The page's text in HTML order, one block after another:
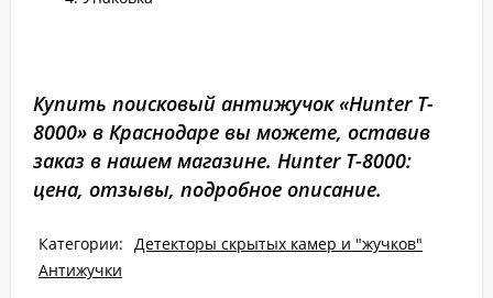
Купить поисковый антижучок «Hunter T-
8000» в Краснодаре вы можете, оставив
заказ в нашем магазине. Hunter T-8000:
цена, отзывы, подробное описание.
Категории: Детекторы скрытых камер и "жучков"
Антижучки